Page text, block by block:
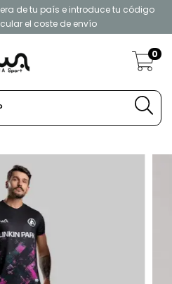
de tu país e introduce tu código
el coste de envío
0